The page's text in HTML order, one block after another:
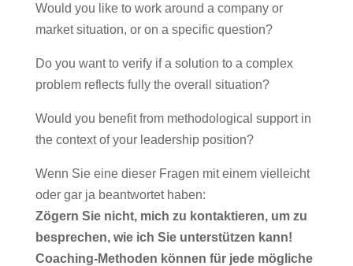
Would you like to work around a company or
market situation, or on a specific question?
Do you want to verify if a solution to a complex
problem reflects fully the overall situation?
Would you benefit from methodological support in
the context of your leadership position?
Wenn Sie eine dieser Fragen mit einem vielleicht
oder gar ja beantwortet haben:
Zögern Sie nicht, mich zu kontaktieren, um zu
besprechen, wie ich Sie unterstützen kann!
Coaching-Methoden können für jede mögliche